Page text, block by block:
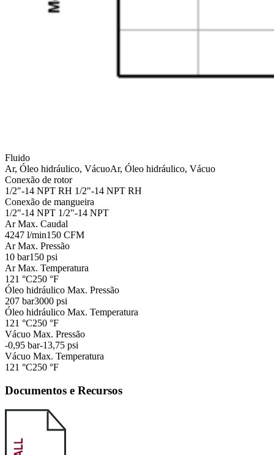
Fluido
Ar, Óleo hidráulico, VácuoAr, Óleo hidráulico, Vácuo
Conexão de rotor
1/2"-14 NPT RH 1/2"-14 NPT RH
Conexão de mangueira
1/2"-14 NPT 1/2"-14 NPT
Ar Max. Caudal
4247 l/min150 CFM
Ar Max. Pressão
10 bar150 psi
Ar Max. Temperatura
121 °C250 °F
Óleo hidráulico Max. Pressão
207 bar3000 psi
Óleo hidráulico Max. Temperatura
121 °C250 °F
Vácuo Max. Pressão
-0,95 bar-13,75 psi
Vácuo Max. Temperatura
121 °C250 °F
Documentos e Recursos